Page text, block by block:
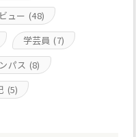
ュー (48)
学芸員 (7)
パス (8)
(5)